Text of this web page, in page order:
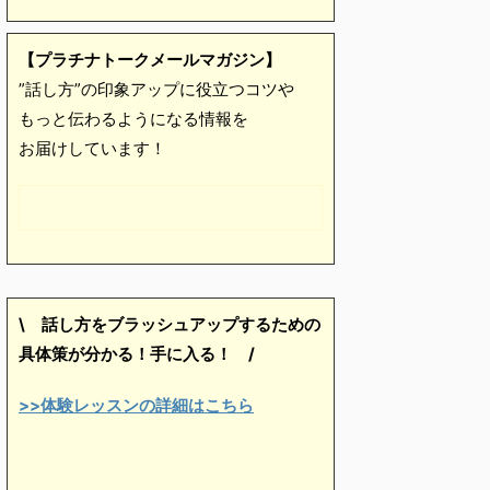
【プラチナトークメールマガジン】
”話し方”の印象アップに役立つコツや
もっと伝わるようになる情報を
お届けしています！
\ 話し方をブラッシュアップするための
具体策が分かる！手に入る！ /
>>体験レッスンの詳細はこちら